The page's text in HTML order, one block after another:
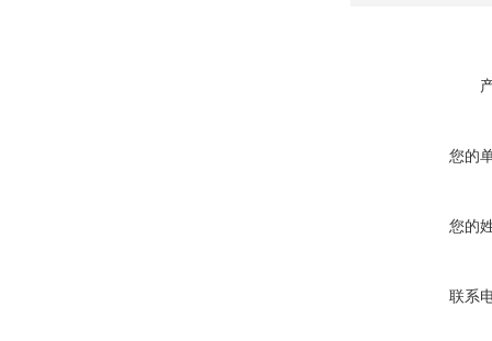
您的
您的
联系